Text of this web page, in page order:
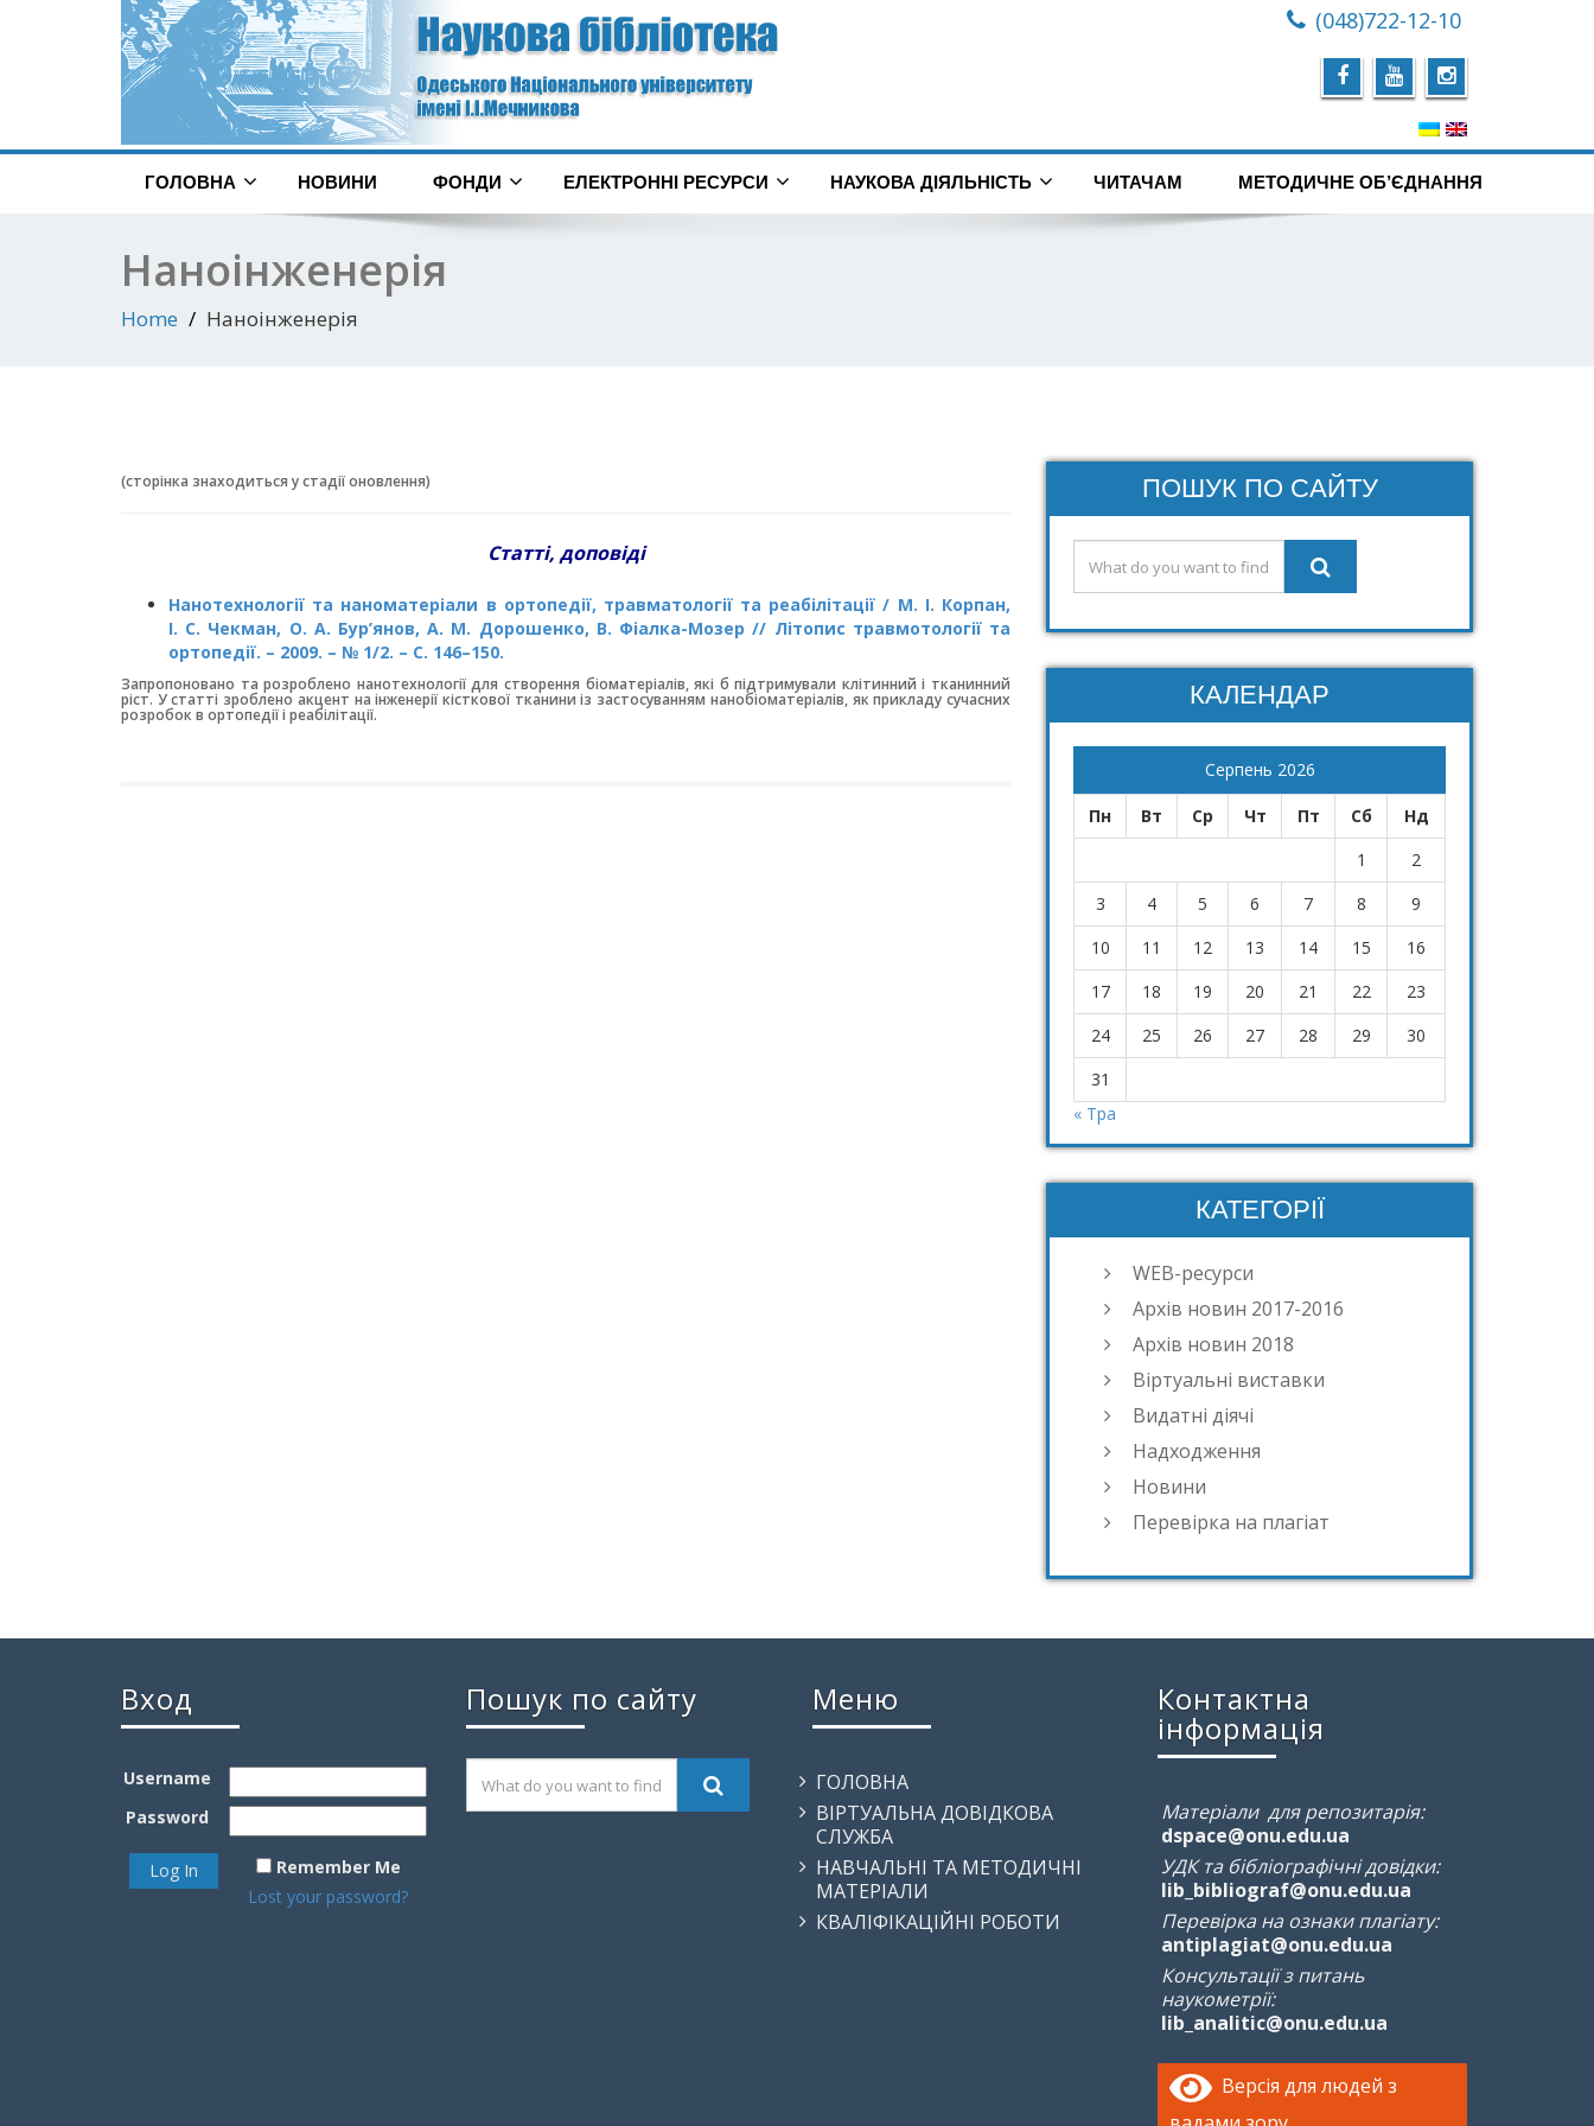
(048)722-12-10
ГОЛОВНА НОВИНИ ФОНДИ ЕЛЕКТРОННІ РЕСУРСИ НАУКОВА ДІЯЛЬНІСТЬ ЧИТАЧАМ МЕТОДИЧНЕ ОБ’ЄДНАННЯ
Наноінженерія
Home Наноінженерія
(сторінка знаходиться у стадії оновлення)
Статті, доповіді
Нанотехнології та наноматеріали в ортопедії, травматології та реабілітації / М. І. Корпан,
І. С. Чекман, О. А. Бур’янов, А. М. Дорошенко, В. Фіалка-Мозер // Літопис травмотології та
ортопедії. – 2009. – № 1/2. – С. 146–150.
Запропоновано та розроблено нанотехнології для створення біоматеріалів, які б підтримували клітинний і тканинний
ріст. У статті зроблено акцент на інженерії кісткової тканини із застосуванням нанобіоматеріалів, як прикладу сучасних
розробок в ортопедії і реабілітації.
ПОШУК ПО САЙТУ
КАЛЕНДАР
Серпень 2026
Пн Вт Ср Чт Пт Сб
Нд
1
2
3
4 5 6 7 8
9
10
11 12 13 14 15
16
17
18 19 20 21 22
23
24
25 26 27 28 29
30
31
« Тра
КАТЕГОРІЇ
WEB-ресурси
Архів новин 2017-2016
Архів новин 2018
Віртуальні виставки
Видатні діячі
Надходження
Новини
Перевірка на плагіат
Вход
Username
Password
Remember Me
Lost your password?
Пошук по сайту Меню
ГОЛОВНА
ВІРТУАЛЬНА ДОВІДКОВА
СЛУЖБА
НАВЧАЛЬНІ ТА МЕТОДИЧНІ
МАТЕРІАЛИ
КВАЛІФІКАЦІЙНІ РОБОТИ
Контактна
інформація
Матеріали для репозитарія:
dspace@onu.edu.ua
УДК та бібліографічні довідки:
lib_bibliograf@onu.edu.ua
Перевірка на ознаки плагіату:
antiplagiat@onu.edu.ua
Консультації з питань
наукометрії:
lib_analitic@onu.edu.ua
Версія для людей з